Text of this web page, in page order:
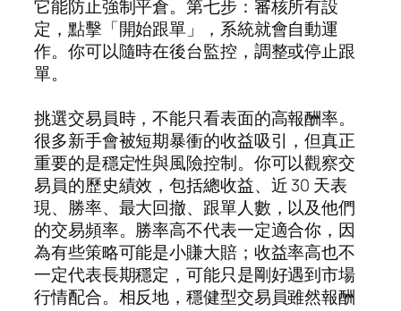
它能防止強制平倉。第七步：審核所有設
定，點擊「開始跟單」，系統就會自動運
作。你可以隨時在後台監控，調整或停止跟
單。
挑選交易員時，不能只看表面的高報酬率。
很多新手會被短期暴衝的收益吸引，但真正
重要的是穩定性與風險控制。你可以觀察交
易員的歷史績效，包括總收益、近 30 天表
現、勝率、最大回撤、跟單人數，以及他們
的交易頻率。勝率高不代表一定適合你，因
為有些策略可能是小賺大賠；收益率高也不
一定代表長期穩定，可能只是剛好遇到市場
行情配合。相反地，穩健型交易員雖然報酬